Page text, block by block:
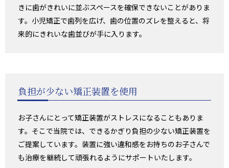
きに歯がきれいに並ぶスペースを確保できないことがありま
す。小児矯正で歯列を広げ、歯の位置のズレを整えると、将
来的にきれいな歯並びが手に入ります。
負担が少ない矯正装置を使用
お子さんにとって矯正装置がストレスになることもありま
す。そこで当院では、できるかぎり負担の少ない矯正装置を
ご提案しています。装置に強い違和感をお持ちのお子さんで
も治療を継続して頑張れるようにサポートいたします。